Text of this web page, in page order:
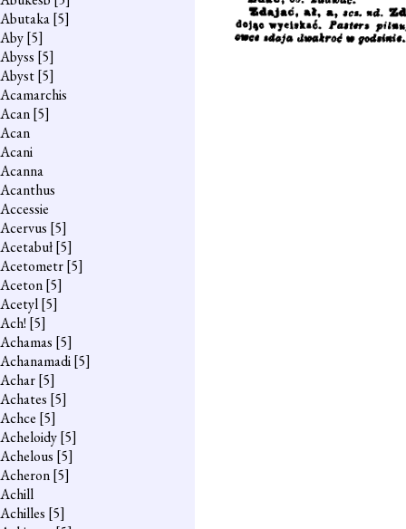
Abutaka[5]
Aby[5]
Abyss [5]
Abyst[5]
Acamarchis
Acan[5]
Acan
Acani
Acanna
Acanthus
Accessie
Acervus [5]
Acetabuł[5]
Acetometr[5]
Aceton[5]
Acetyl[5]
Ach! [5]
Achamas [5]
Achanamadi[5]
Achar[5]
Achates [5]
Achce [5]
Acheloidy[5]
Achelous [5]
Acheron[5]
Achill
Achilles [5]